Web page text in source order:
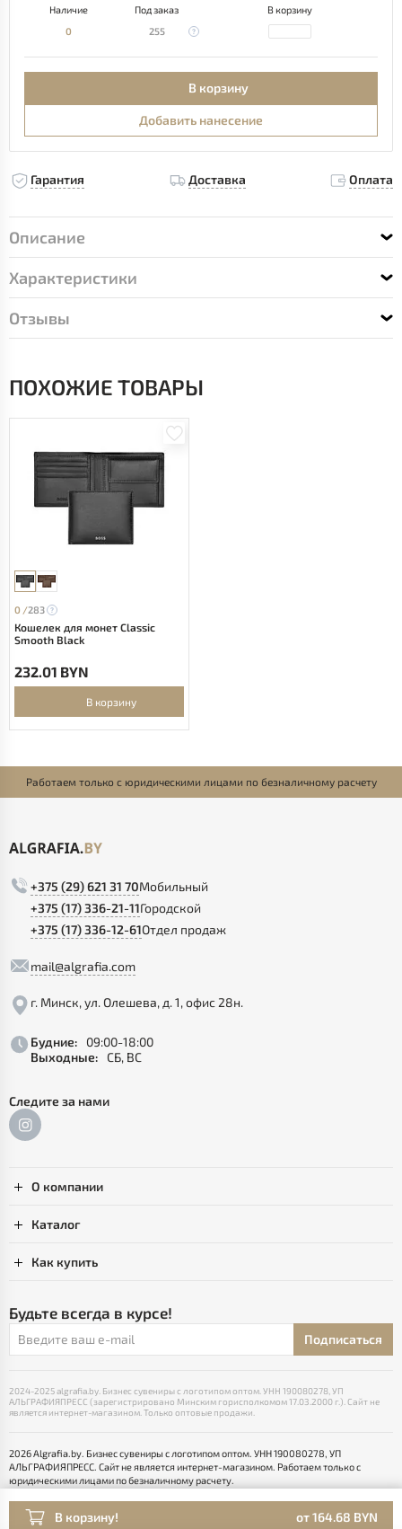
Наличие Под заказ
В корзину
0
255
В корзину
Добавить нанесение
В корзину! от 164.68 BYN
Гарантия Доставка Оплата
Описание
Характеристики
Отзывы
ПОХОЖИЕ ТОВАРЫ
0 /283
Кошелек для монет Classic
Smooth Black
232.01 BYN
В корзину
Работаем только с юридическими лицами по безналичному расчету
+375 (29) 621 31 70Мобильный
+375 (17) 336-21-11Городской
+375 (17) 336-12-61Отдел продаж
mail@algrafia.com
г. Минск, ул. Олешева, д. 1, офис 28н.
Будние:
09:00-18:00
Выходные: СБ, ВС
Следите за нами
О компании
Каталог
Как купить
Будьте всегда в курсе!
Подписаться
2024-2025 algrafia.by. Бизнес сувениры с логотипом оптом. УНН 190080278, УП
АЛЬГРАФИЯПРЕСС (зарегистрировано Минским горисполкомом 17.03.2000 г.). Сайт не
является интернет-магазином. Только оптовые продажи.
2026 Algrafia.by. Бизнес сувениры с логотипом оптом. УНН 190080278, УП
АЛЬГРАФИЯПРЕСС. Сайт не является интернет-магазином. Работаем только с
юридическими лицами по безналичному расчету.